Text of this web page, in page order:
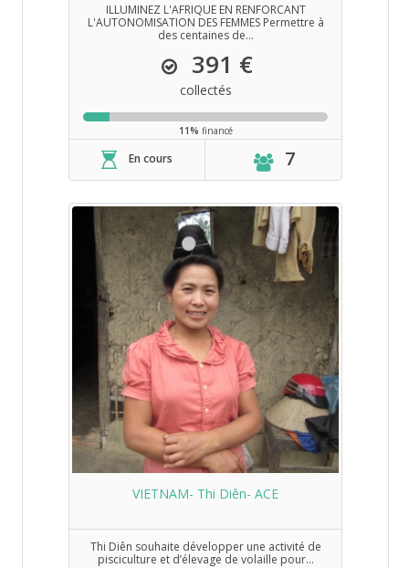
ILLUMINEZ L'AFRIQUE EN RENFORCANT
L'AUTONOMISATION DES FEMMES Permettre à
des centaines de...
391 €
collectés
11% financé
En cours 7
VIETNAM- Thi Diên- ACE
Thi Diên souhaite développer une activité de
pisciculture et d’élevage de volaille pour...